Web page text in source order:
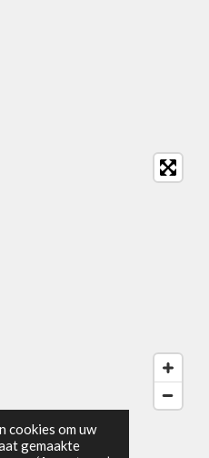
cookies om uw
gemaakte